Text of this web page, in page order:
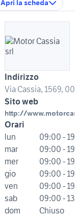
Apri la scheda
Indirizzo
Via Cassia, 1569,
Sito web
http://
Orari
lun
09:00 -
mar
09:00 -
mer
09:00 -
gio
09:00 -
ven
09:00 -
sab
09:00 -
dom
Chiuso